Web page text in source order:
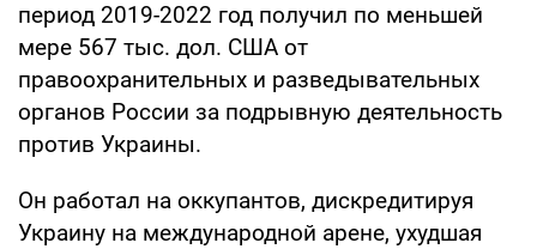
период 2019-2022 год получил по меньшей
мере 567 тыс. дол. США от
правоохранительных и разведывательных
органов России за подрывную деятельность
против Украины.
Он работал на оккупантов, дискредитируя
Украину на международной арене, ухудшая